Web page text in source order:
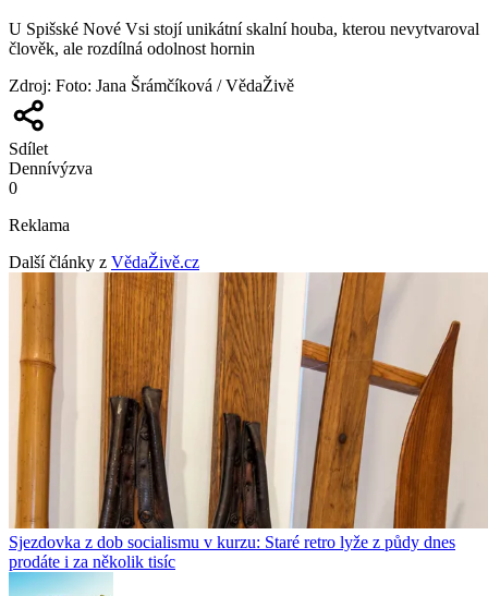
U Spišské Nové Vsi stojí unikátní skalní houba, kterou nevytvaroval
člověk, ale rozdílná odolnost hornin
Zdroj: Foto: Jana Šrámčíková / VědaŽivě
Sdílet
Dennívýzva
0
Reklama
Další články z VědaŽivě.cz
Sjezdovka z dob socialismu v kurzu: Staré retro lyže z půdy dnes
prodáte i za několik tisíc